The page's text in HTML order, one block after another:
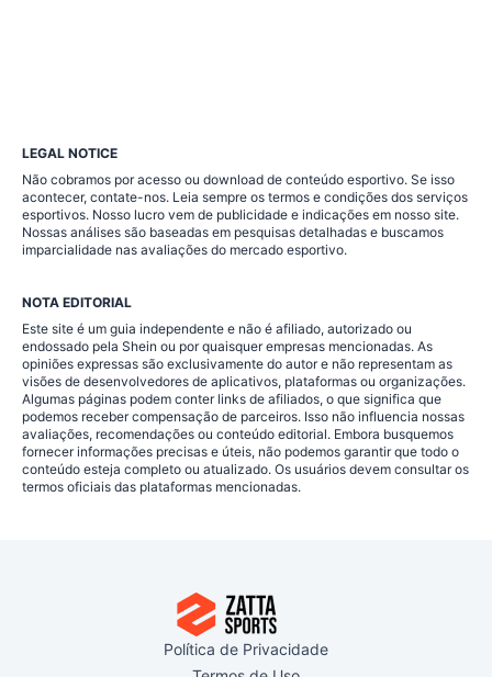
LEGAL NOTICE
Não cobramos por acesso ou download de conteúdo esportivo. Se isso
acontecer, contate-nos. Leia sempre os termos e condições dos serviços
esportivos. Nosso lucro vem de publicidade e indicações em nosso site.
Nossas análises são baseadas em pesquisas detalhadas e buscamos
imparcialidade nas avaliações do mercado esportivo.
NOTA EDITORIAL
Este site é um guia independente e não é afiliado, autorizado ou
endossado pela Shein ou por quaisquer empresas mencionadas. As
opiniões expressas são exclusivamente do autor e não representam as
visões de desenvolvedores de aplicativos, plataformas ou organizações.
Algumas páginas podem conter links de afiliados, o que significa que
podemos receber compensação de parceiros. Isso não influencia nossas
avaliações, recomendações ou conteúdo editorial. Embora busquemos
fornecer informações precisas e úteis, não podemos garantir que todo o
conteúdo esteja completo ou atualizado. Os usuários devem consultar os
termos oficiais das plataformas mencionadas.
Política de Privacidade